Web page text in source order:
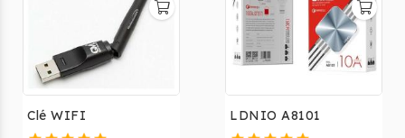
caméra, GSM,...
Clé WIFI LDNIO A8101